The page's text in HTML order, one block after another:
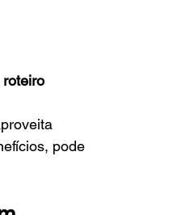
roteiro
pode